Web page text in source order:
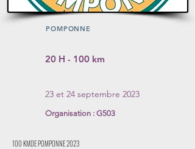
POMPONNE
20 H - 100 km
23 et 24 septembre 2023
Organisation : G503
100 KMDE POMPONNE 2023